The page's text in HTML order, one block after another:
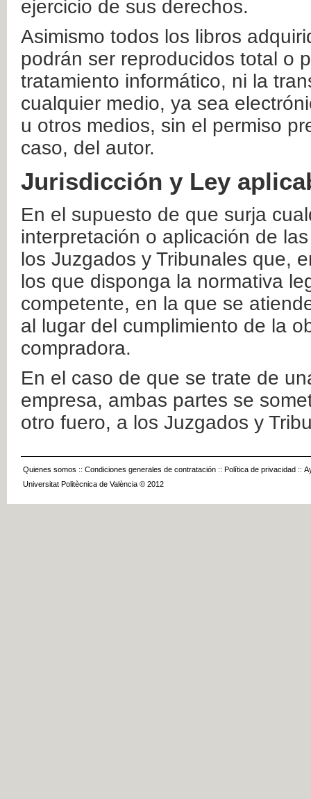
ejercicio de sus derechos.
Asimismo todos los libros
podrán ser reproducidos total o
tratamiento informático, ni la
cualquier medio, ya sea
u otros medios, sin el permiso
caso, del autor.
Jurisdicción y Ley
En el supuesto de que surja
interpretación o aplicación de
los Juzgados y Tribunales que,
los que disponga la normativa
competente, en la que se
al lugar del cumplimiento de la
compradora.
En el caso de que se trate de
empresa, ambas partes se
otro fuero, a los Juzgados y
Quienes somos :: Condiciones generales de contratación :: Política de privacidad ::
Universitat Politècnica de València © 2012